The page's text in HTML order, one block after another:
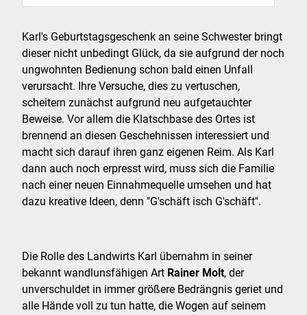
Karl's Geburtstagsgeschenk an seine Schwester bringt
dieser nicht unbedingt Glück, da sie aufgrund der noch
ungwohnten Bedienung schon bald einen Unfall
verursacht. Ihre Versuche, dies zu vertuschen,
scheitern zunächst aufgrund neu aufgetauchter
Beweise. Vor allem die Klatschbase des Ortes ist
brennend an diesen Geschehnissen interessiert und
macht sich darauf ihren ganz eigenen Reim. Als Karl
dann auch noch erpresst wird, muss sich die Familie
nach einer neuen Einnahmequelle umsehen und hat
dazu kreative Ideen, denn "G'schäft isch G'schäft".
Die Rolle des Landwirts Karl übernahm in seiner
bekannt wandlunsfähigen Art Rainer Molt, der
unverschuldet in immer größere Bedrängnis geriet und
alle Hände voll zu tun hatte, die Wogen auf seinem